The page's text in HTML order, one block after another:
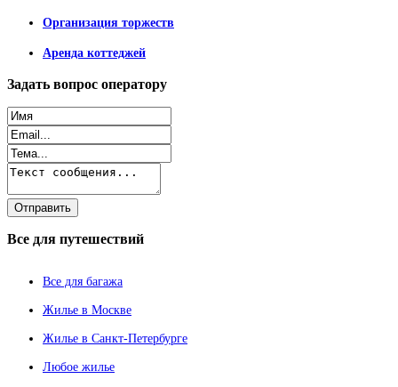
Организация торжеств
Аренда коттеджей
Задать вопрос оператору
Все для путешествий
Все для багажа
Жилье в Москве
Жилье в Санкт-Петербурге
Любое жилье